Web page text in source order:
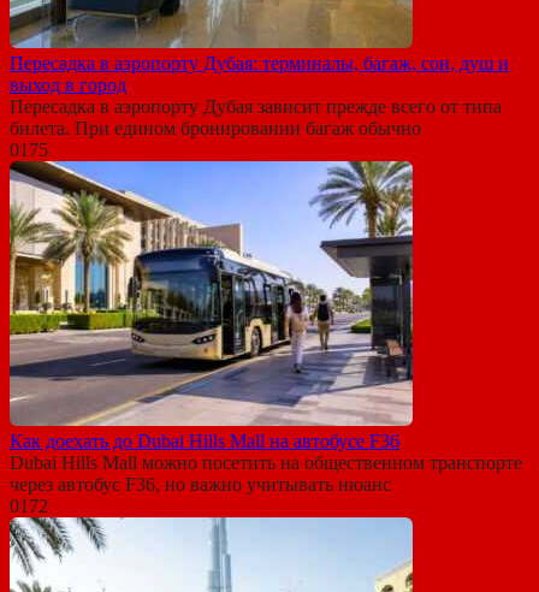
Пересадка в аэропорту Дубая: терминалы, багаж, сон, душ и
выход в город
Пересадка в аэропорту Дубая зависит прежде всего от типа
билета. При едином бронировании багаж обычно
0175
Как доехать до Dubai Hills Mall на автобусе F36
Dubai Hills Mall можно посетить на общественном транспорте
через автобус F36, но важно учитывать нюанс
0172